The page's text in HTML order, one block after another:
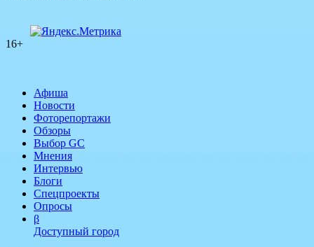
16+
Афиша
Новости
Фоторепортажи
Обзоры
Выбор GC
Мнения
Интервью
Блоги
Спецпроекты
Опросы
β
Доступный город